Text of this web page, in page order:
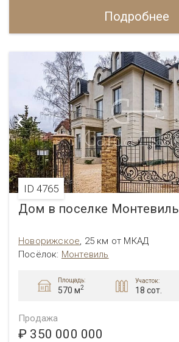
Подробнее
ID 4765
Дом в поселке Монтевиль
Новорижское, 25 км от МКАД
Посёлок: Монтевиль
Площадь:
570 м2
Участок:
18 сот.
Продажа
₽ 350 000 000